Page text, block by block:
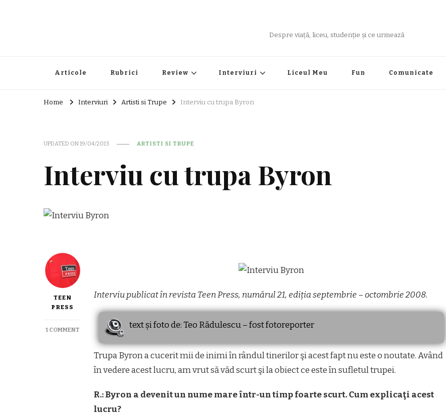
Despre viață, liceu, studenție și ce urmează
Articole Rubrici Review Interviuri Liceul Meu Fun Comunicate
Home Interviuri Artisti si Trupe Interviu cu trupa Byron
UPDATED ON19/04/2013 ARTISTI SI TRUPE
Interviu cu trupa Byron
TEEN
PRESS
1 COMMENTON
TRUPA
BYRON
Interviu publicat în revista Teen Press, numărul 21, ediția septembrie – octombrie 2008.
text și foto de: Teo Rădulescu – fost fotoreporter
Trupa Byron a cucerit mii de inimi în rândul tinerilor şi acest fapt nu este o noutate. Având
în vedere acest lucru, am vrut să văd scurt şi la obiect ce este în sufletul trupei.
R.: Byron a devenit un nume mare într-un timp foarte scurt. Cum explicaţi acest
lucru?